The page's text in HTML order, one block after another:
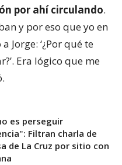
por ahí circulando.
y por eso que yo en
Jorge: ‘¿Por qué te
Era lógico que me
es perseguir
Filtran charla de
de La Cruz por sitio con